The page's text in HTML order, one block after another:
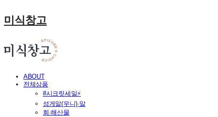
미식창고
ABOUT
전체상품
#시크릿세일⚡
성게알(우니)·알
회·해산물